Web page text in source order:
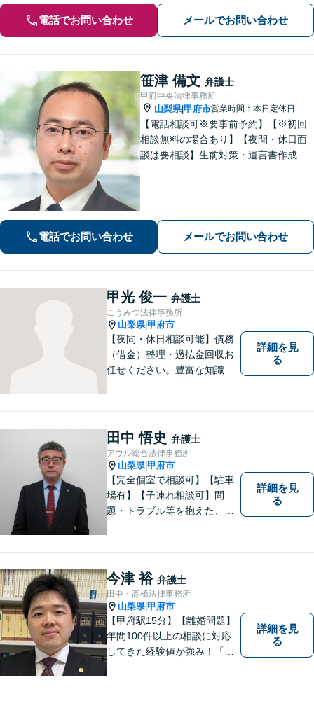
電話でお問い合わせ メールでお問い合わせ
笹津 備文 弁護士
甲府中央法律事務所
山梨県|甲府市営業時間：本日定休日
【電話相談可※要事前予約】【※初回
相談無料の場合あり】【夜間・休日面
談は要相談】生前対策・遺言書作成は
電話でお問い合わせ メールでお問い合わせ
甲光 俊一 弁護士
こうみつ法律事務所
山梨県|甲府市
【夜間・休日相談可能】債務
（借金）整理・過払金回収お
任せください。豊富な知識・
ます。
詳細を見
る
田中 悟史 弁護士
アウル総合法律事務所
山梨県|甲府市
【完全個室で相談可】【駐車
場有】【子連れ相談可】問
題・トラブル等を抱えた、ま
談ください。 法的な観点から
分析し、解決に向けてどのよ
うな方法・手段を取ることが
良いのか等を助言させていた
だきます。
詳細を見
る
今津 裕 弁護士
田中・高橋法律事務所
山梨県|甲府市
【甲府駅15分】【離婚問題】
年間100件以上の相談に対応
してきた経験値が強み！「離
ちしています【相続】遺言書
詳細を見
る